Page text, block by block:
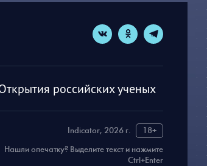
российских ученых
Indicator, 2026 г.
18+
Нашли опечатку? Выделите текст и нажмите
Ctrl+Enter